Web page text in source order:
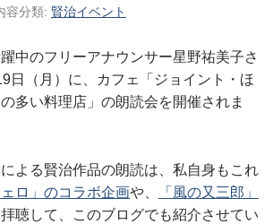
容分類: 賢治イベント
中のフリーアナウンサー星野祐美子さ
日（月）に、カフェ「ジョイント・ほ
多い料理店」の朗読会を開催されま
よる賢治作品の朗読は、私自身もこれ
ェロ」のコラボ企画や、
「風の又三郎」
聴して、このブログでも紹介させてい